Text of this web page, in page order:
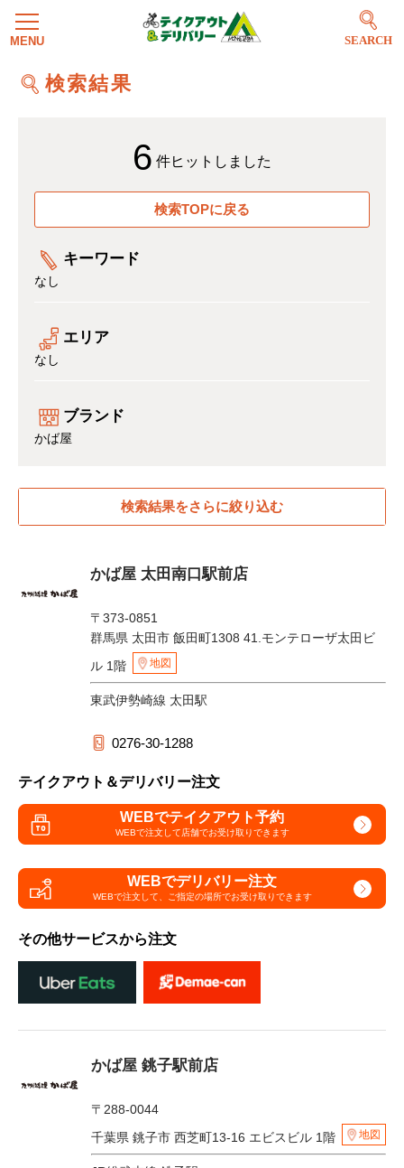
SEARCH
検索結果
6 件ヒットしました
検索TOPに戻る
キーワード
なし
エリア
なし
ブランド
かば屋
検索結果をさらに絞り込む
かば屋 太田南口駅前店
〒373-0851
群馬県 太田市 飯田町1308 41.モンテローザ太田ビ
ル 1階
地図
東武伊勢崎線 太田駅
0276-30-1288
テイクアウト＆デリバリー注文
WEBでテイクアウト予約
WEBで注文して店舗でお受け取りできます
WEBでデリバリー注文
WEBで注文して、 ご指定の場所でお受け取りできます
その他サービスから注文
かば屋 銚子駅前店
〒288-0044
千葉県 銚子市 西芝町13-16 エビスビル 1階
地図